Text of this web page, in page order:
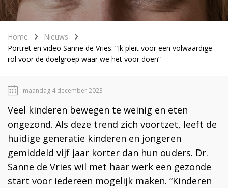
Home
Nieuws
Portret en video Sanne de Vries: “Ik pleit voor een volwaardige
rol voor de doelgroep waar we het voor doen”
maandag 4 december 2023
Veel kinderen bewegen te weinig en eten
ongezond. Als deze trend zich voortzet, leeft de
huidige generatie kinderen en jongeren
gemiddeld vijf jaar korter dan hun ouders. Dr.
Sanne de Vries wil met haar werk een gezonde
start voor iedereen mogelijk maken. “Kinderen